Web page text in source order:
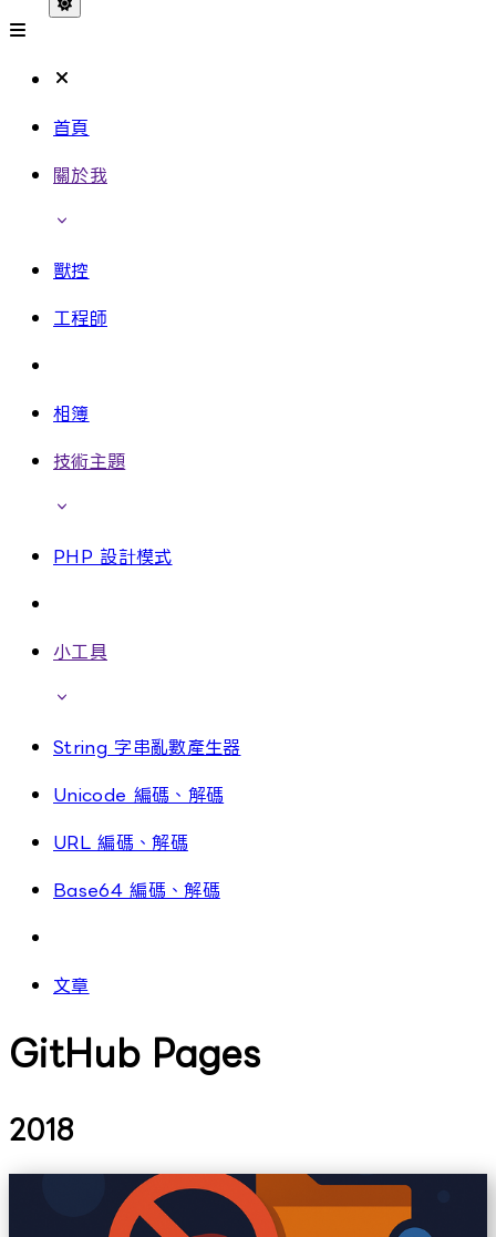
首頁
關於我
獸控
工程師
相簿
技術主題
PHP 設計模式
小工具
String 字串亂數產生器
Unicode 編碼、解碼
URL 編碼、解碼
Base64 編碼、解碼
文章
GitHub Pages
2018